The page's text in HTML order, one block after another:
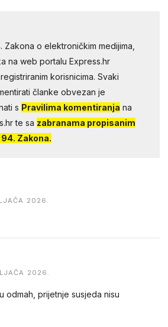
Zakona o elektroničkim medijima,
na web portalu Express.hr
korisnicima. Svaki
članke obvezan je
s Pravilima komentiranja na
te sa zabranama propisanim
Zakona.
2026.
2026.
odmah, prijetnje susjeda nisu